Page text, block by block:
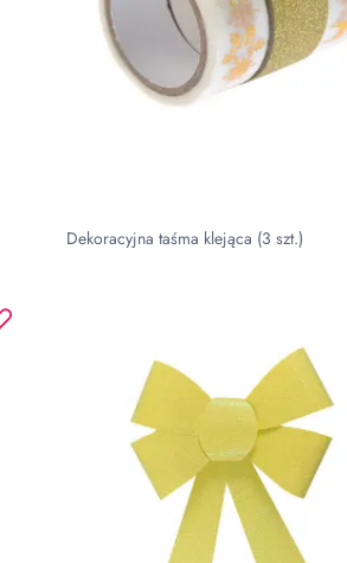
Dekoracyjna taśma klejąca (3 szt.)